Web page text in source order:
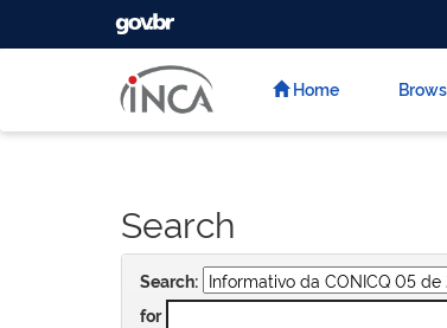
GOVBR
Home
Search
Search:
for